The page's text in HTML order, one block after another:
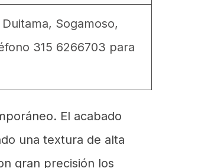
Sogamoso,
315 6266703 para
El acabado
una textura de alta
gran precisión los